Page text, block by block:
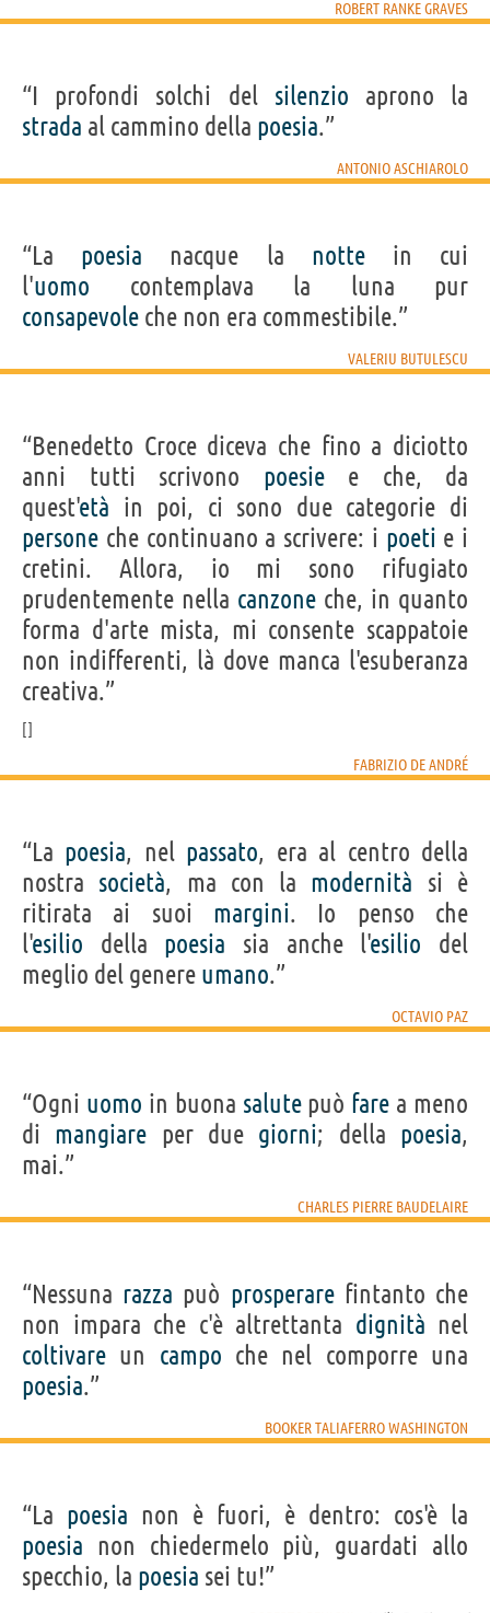
ROBERT RANKE GRAVES
“I profondi solchi del silenzio aprono la
strada al cammino della poesia.”
ANTONIO ASCHIAROLO
“La poesia nacque la nottein cui
l'uomo contemplava la luna pur
consapevole che non era commestibile.”
VALERIU BUTULESCU
“Benedetto Croce diceva che fino a diciotto
anni tutti scrivono poesiee che, da
quest'età in poi, ci sono due categorie di
persone che continuano a scrivere: i poeti e i
cretini. Allora, io mi sono rifugiato
prudentemente nella canzone che, in quanto
forma d'arte mista, mi consente scappatoie
non indifferenti, là dove manca l'esuberanza
creativa.”
FABRIZIO DE ANDRÉ
“La poesia, nel passato, era al centro della
nostra società, ma con la modernità si è
ritirata ai suoi margini. Io penso che
l'esilio della poesia sia anche l'esilio del
meglio del genere umano.”
OCTAVIO PAZ
“Ogni uomo in buona salutepuò fare a meno
di mangiare per due giorni; della poesia,
mai.”
CHARLES PIERRE BAUDELAIRE
“Nessuna razza può prosperarefintanto che
non impara che c'è altrettanta dignità nel
coltivare un campo che nel comporre una
poesia.”
BOOKER TALIAFERRO WASHINGTON
“La poesia non è fuori, è dentro: cos'è la
poesia non chiedermelo più, guardati allo
specchio, la poesia sei tu!”